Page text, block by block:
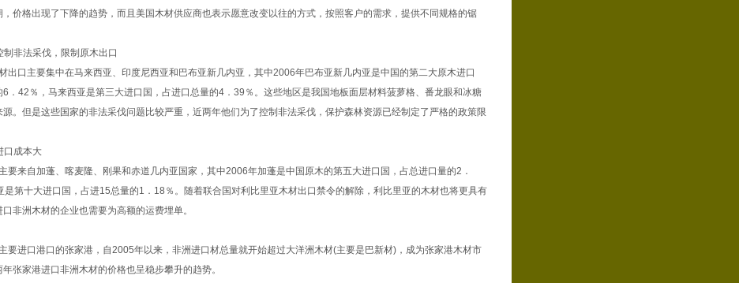
价格出现了下降的趋势，而且美国木材供应商也表示愿意改变以往的方式，按照客户的需求，提供不同规格的锯
非法采伐，限制原木出口
口主要集中在马来西亚、印度尼西亚和巴布亚新几内亚，其中2006年巴布亚新几内亚是中国的第二大原木进口
6．42％，马来西亚是第三大进口国，占进口总量的4．39％。这些地区是我国地板面层材料菠萝格、番龙眼和冰糖
。但是这些国家的非法采伐问题比较严重，近两年他们为了控制非法采伐，保护森林资源已经制定了严格的政策限
成本大
来自加蓬、喀麦隆、刚果和赤道几内亚国家，其中2006年加蓬是中国原木的第五大进口国，占总进口量的2．
是第十大进口国，占进15总量的1．18％。随着联合国对利比里亚木材出口禁令的解除，利比里亚的木材也将更具有
非洲木材的企业也需要为高额的运费埋单。
进口港口的张家港，自2005年以来，非洲进口材总量就开始超过大洋洲木材(主要是巴新材)，成为张家港木材市
张家港进口非洲木材的价格也呈稳步攀升的趋势。